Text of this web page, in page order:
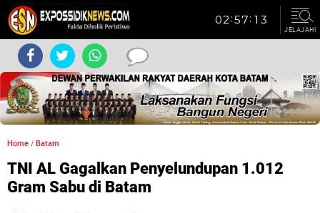
JELAJAHI
Home / Batam
TNI AL Gagalkan Penyelundupan 1.012
Gram Sabu di Batam